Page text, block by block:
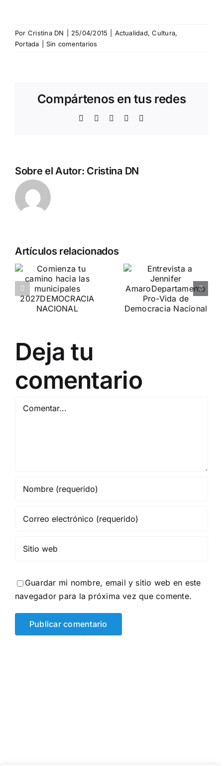
Por Cristina DN 25/04/2015 Actualidad,Cultura,
Portada
Sin comentarios
Compártenos en tus redes
Facebook
TwitterWhatsAppTelegram
Sobre el Autor: Cristina DN
Artículos relacionados
Entrevista a
Jennifer
Amaro
participa en
«La
Burbuja»
de
Deja tu
comentario
Guardar mi nombre, email y sitio web en este
navegador para la próxima vez que comente.